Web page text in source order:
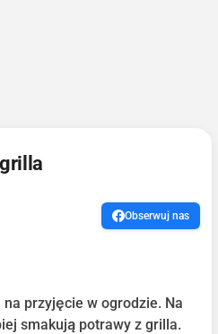
Obserwuj nas
na przyjęcie w ogrodzie. Na
smakują potrawy z grilla.